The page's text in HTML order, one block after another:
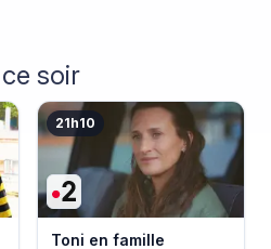
soir
21h10
Toni en famille